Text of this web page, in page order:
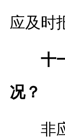
应及时
十
况？
非